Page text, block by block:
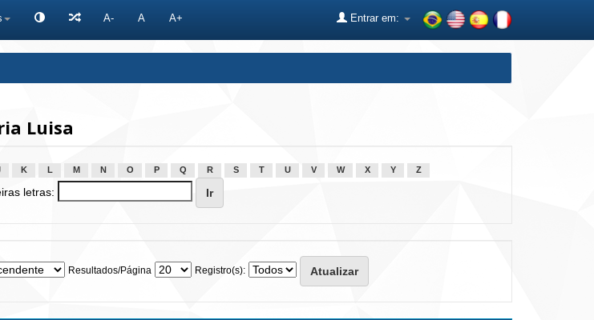
A- A A+ Entrar em:
Luisa
K L M N O P Q R S T U V W X Y Z
letras:
Resultados/Página Registro(s):